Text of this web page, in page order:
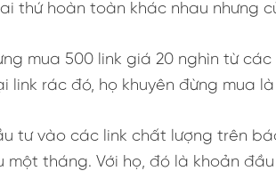
thứ hoàn toàn khác nhau nhưng
mua 500 link giá 20 nghìn từ
rác đó, họ khuyên đừng mua
tư vào các link chất lượng trên
một tháng. Với họ, đó là khoản